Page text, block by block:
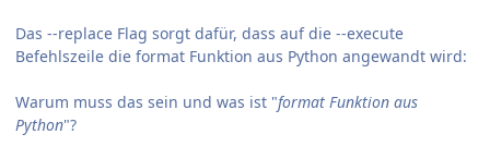
Das --replace Flag sorgt dafür, dass auf die --execute
Befehlszeile die format Funktion aus Python angewandt wird:
Warum muss das sein und was ist "format Funktion aus
Python"?